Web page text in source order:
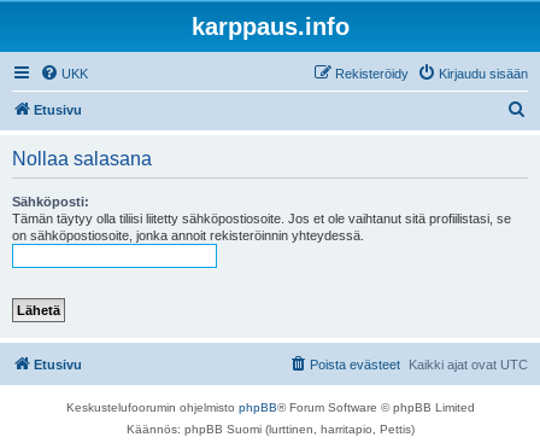
karppaus.info
UKK Kirjaudu sisään
Rekisteröidy
Etusivu
Nollaa salasana
Sähköposti:
Tämän täytyy olla tiliisi liitetty sähköpostiosoite. Jos et ole vaihtanut sitä profiilistasi, se
on sähköpostiosoite, jonka annoit rekisteröinnin yhteydessä.
Etusivu Kaikki ajat ovat UTC
Poista evästeet
Keskustelufoorumin ohjelmisto phpBB® Forum Software © phpBB Limited
Käännös: phpBB Suomi (lurttinen, harritapio, Pettis)